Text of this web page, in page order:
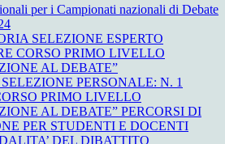
per i Campionati nazionali di Debate
SELEZIONE ESPERTO
CORSO PRIMO LIVELLO
AL DEBATE”
PERSONALE: N. 1
PRIMO LIVELLO
AL DEBATE” PERCORSI DI
PER STUDENTI E DOCENTI
DEL DIBATTITO